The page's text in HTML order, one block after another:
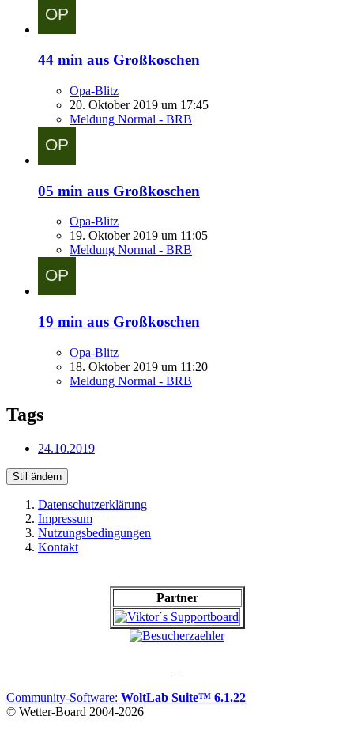
44 min aus Großkoschen
Opa-Blitz
20. Oktober 2019 um 17:45
Meldung Normal - BRB
05 min aus Großkoschen
Opa-Blitz
19. Oktober 2019 um 11:05
Meldung Normal - BRB
19 min aus Großkoschen
Opa-Blitz
18. Oktober 2019 um 11:20
Meldung Normal - BRB
Tags
24.10.2019
Stil ändern
Datenschutzerklärung
Impressum
Nutzungsbedingungen
Kontakt
Partner
Community-Software: WoltLab Suite™ 6.1.22
© Wetter-Board 2004-2026